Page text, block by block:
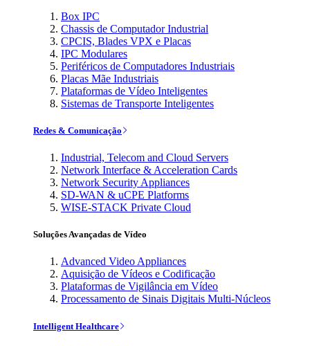
Box IPC
Chassis de Computador Industrial
CPCIS, Blades VPX e Placas
IPC Modulares
Periféricos de Computadores Industriais
Placas Mãe Industriais
Plataformas de Vídeo Inteligentes
Sistemas de Transporte Inteligentes
Redes & Comunicação
Industrial, Telecom and Cloud Servers
Network Interface & Acceleration Cards
Network Security Appliances
SD-WAN & uCPE Platforms
WISE-STACK Private Cloud
Soluções Avançadas de Vídeo
Advanced Video Appliances
Aquisição de Vídeos e Codificação
Plataformas de Vigilância em Vídeo
Processamento de Sinais Digitais Multi-Núcleos
Intelligent Healthcare